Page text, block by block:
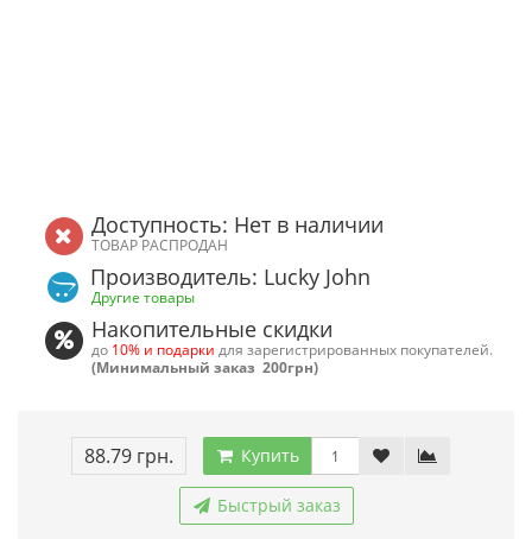
Доступность: Нет в наличии
ТОВАР РАСПРОДАН
Производитель: Lucky John
Другие товары
Накопительные скидки
до 10% и подарки для зарегистрированных покупателей.
(Минимальный заказ 200грн)
88.79 грн. Купить
Быстрый заказ